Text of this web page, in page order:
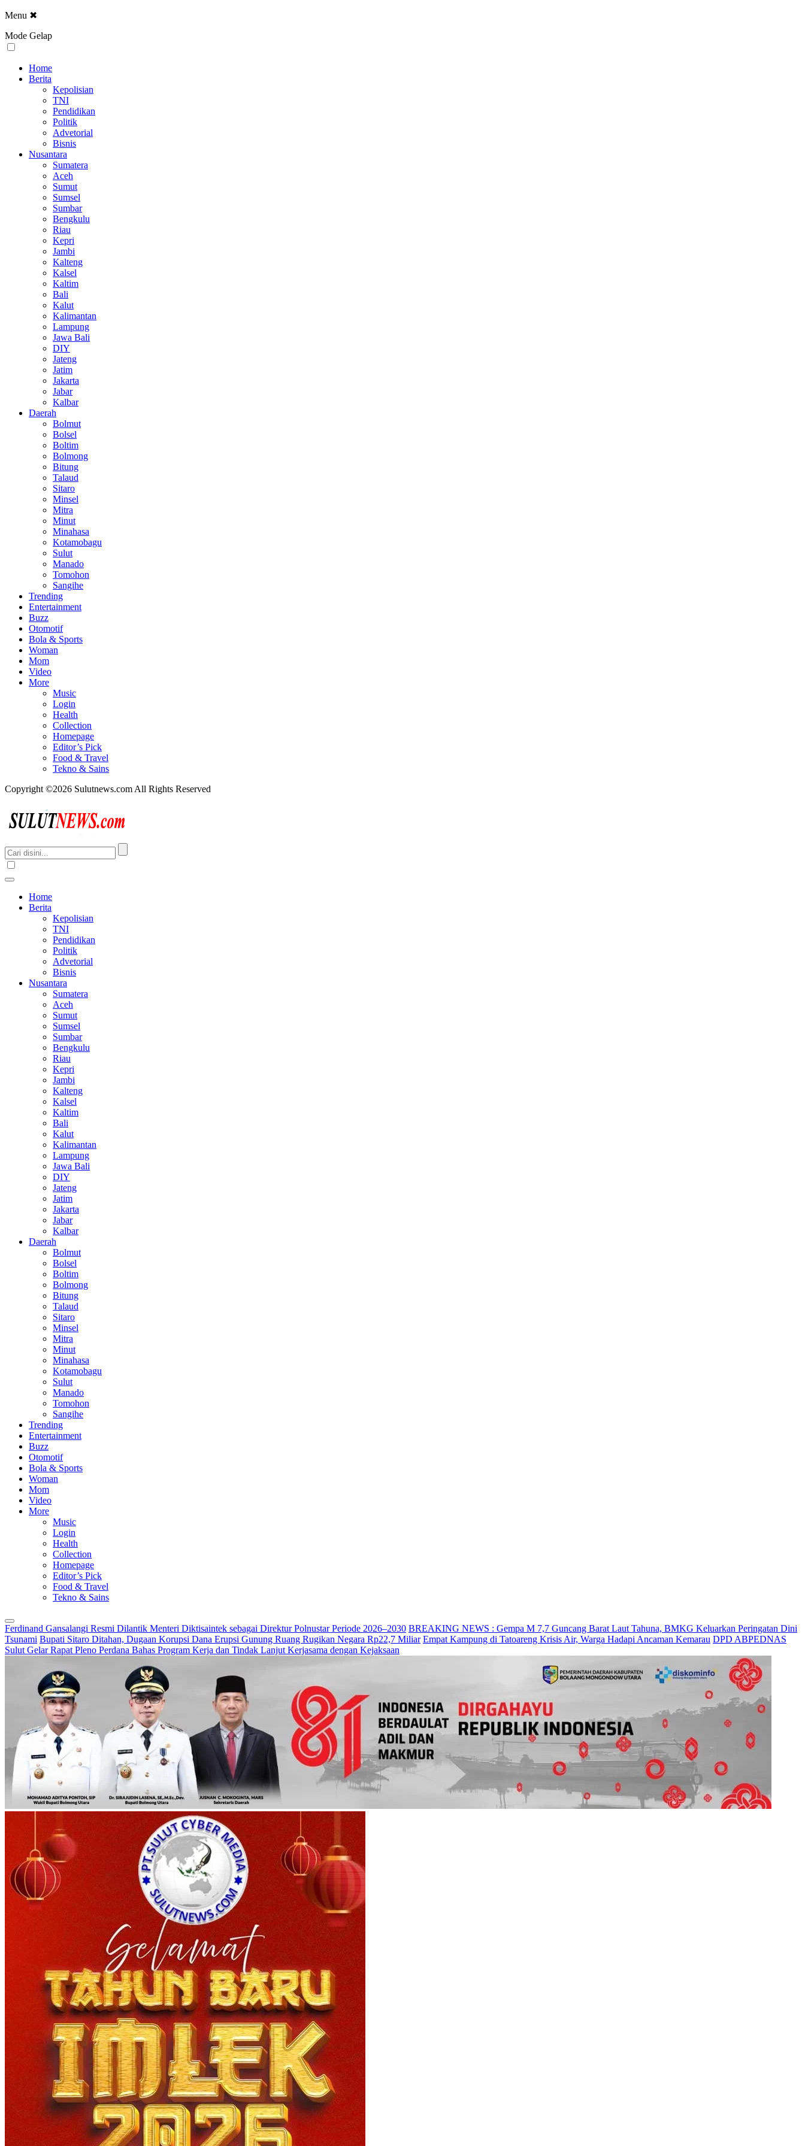
Menu ✖
Mode Gelap
Home
Berita
Kepolisian
TNI
Pendidikan
Politik
Advetorial
Bisnis
Nusantara
Sumatera
Aceh
Sumut
Sumsel
Sumbar
Bengkulu
Riau
Kepri
Jambi
Kalteng
Kalsel
Kaltim
Bali
Kalut
Kalimantan
Lampung
Jawa Bali
DIY
Jateng
Jatim
Jakarta
Jabar
Kalbar
Daerah
Bolmut
Bolsel
Boltim
Bolmong
Bitung
Talaud
Sitaro
Minsel
Mitra
Minut
Minahasa
Kotamobagu
Sulut
Manado
Tomohon
Sangihe
Trending
Entertainment
Buzz
Otomotif
Bola & Sports
Woman
Mom
Video
More
Music
Login
Health
Collection
Homepage
Editor’s Pick
Food & Travel
Tekno & Sains
Copyright ©2026 Sulutnews.com All Rights Reserved
Home
Berita
Kepolisian
TNI
Pendidikan
Politik
Advetorial
Bisnis
Nusantara
Sumatera
Aceh
Sumut
Sumsel
Sumbar
Bengkulu
Riau
Kepri
Jambi
Kalteng
Kalsel
Kaltim
Bali
Kalut
Kalimantan
Lampung
Jawa Bali
DIY
Jateng
Jatim
Jakarta
Jabar
Kalbar
Daerah
Bolmut
Bolsel
Boltim
Bolmong
Bitung
Talaud
Sitaro
Minsel
Mitra
Minut
Minahasa
Kotamobagu
Sulut
Manado
Tomohon
Sangihe
Trending
Entertainment
Buzz
Otomotif
Bola & Sports
Woman
Mom
Video
More
Music
Login
Health
Collection
Homepage
Editor’s Pick
Food & Travel
Tekno & Sains
Ferdinand Gansalangi Resmi Dilantik Menteri Diktisaintek sebagai Direktur Polnustar Periode 2026–2030 BREAKING NEWS : Gempa M 7,7 Guncang Barat Laut Tahuna, BMKG Keluarkan Peringatan Dini
Tsunami Bupati Sitaro Ditahan, Dugaan Korupsi Dana Erupsi Gunung Ruang Rugikan Negara Rp22,7 Miliar Empat Kampung di Tatoareng Krisis Air, Warga Hadapi Ancaman Kemarau DPD ABPEDNAS
Sulut Gelar Rapat Pleno Perdana Bahas Program Kerja dan Tindak Lanjut Kerjasama dengan Kejaksaan